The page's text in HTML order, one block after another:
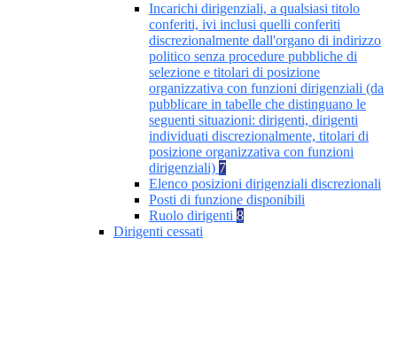
Incarichi dirigenziali, a qualsiasi titolo
conferiti, ivi inclusi quelli conferiti
discrezionalmente dall'organo di indirizzo
politico senza procedure pubbliche di
selezione e titolari di posizione
organizzativa con funzioni dirigenziali (da
pubblicare in tabelle che distinguano le
seguenti situazioni: dirigenti, dirigenti
individuati discrezionalmente, titolari di
posizione organizzativa con funzioni
dirigenziali) 7
Elenco posizioni dirigenziali discrezionali
Posti di funzione disponibili
Ruolo dirigenti 8
Dirigenti cessati